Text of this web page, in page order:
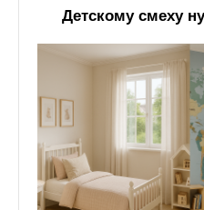
Детскому смеху